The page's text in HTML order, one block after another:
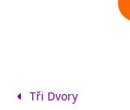
Tři Dvory